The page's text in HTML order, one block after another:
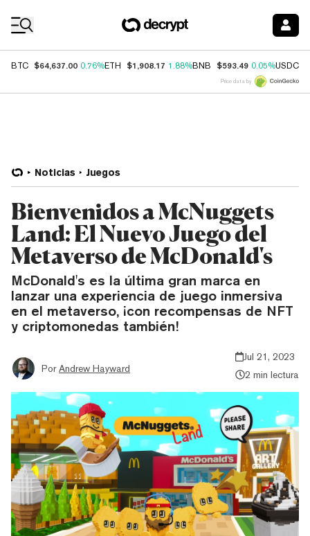
BTC $64,637.00 0.76%ETH $1,908.17 1.88%BNB $593.49 0.05%USDC
Price data by
Noticias Juegos
Bienvenidos a McNuggets
Land: El Nuevo Juego del
Metaverso de McDonald's
McDonald's es la última gran marca en
lanzar una experiencia de juego inmersiva
en el metaverso, ¡con recompensas de NFT
y criptomonedas también!
Por Andrew Hayward
Jul 21, 2023
2 min lectura